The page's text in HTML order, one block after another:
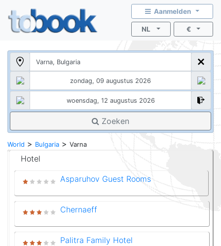
Aanmelden
NL €
Zoeken
World > Bulgaria > Varna
Hotel
Asparuhov Guest Rooms
Chernaeff
Palitra Family Hotel